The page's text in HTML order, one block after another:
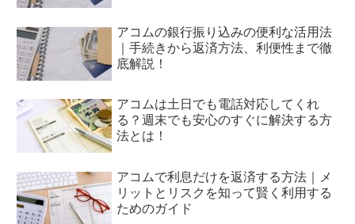
アコムの銀行振り込みの便利な活用法
｜手続きから返済方法、利便性まで徹
底解説！
アコムは土日でも電話対応してくれ
る？週末でも安心のすぐに解決する方
法とは！
アコムで利息だけを返済する方法｜メ
リットとリスクを知って賢く利用する
ためのガイド